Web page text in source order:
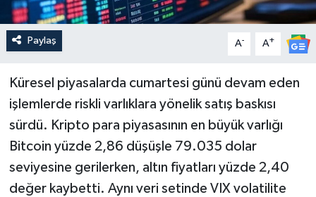
Paylaş A- A+
Küresel piyasalarda cumartesi günü devam eden
işlemlerde riskli varlıklara yönelik satış baskısı
sürdü. Kripto para piyasasının en büyük varlığı
Bitcoin yüzde 2,86 düşüşle 79.035 dolar
seviyesine gerilerken, altın fiyatları yüzde 2,40
değer kaybetti. Aynı veri setinde VIX volatilite